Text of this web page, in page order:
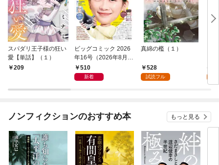
スパダリ王子様の狂い
愛【単話】（１）
209
ビッグコミック 2026
年16号（2026年8月7
日発売）
510
新着
真綿の檻（１）
528
試読フル
ノンフィクションのおすすめ本 もっと見る